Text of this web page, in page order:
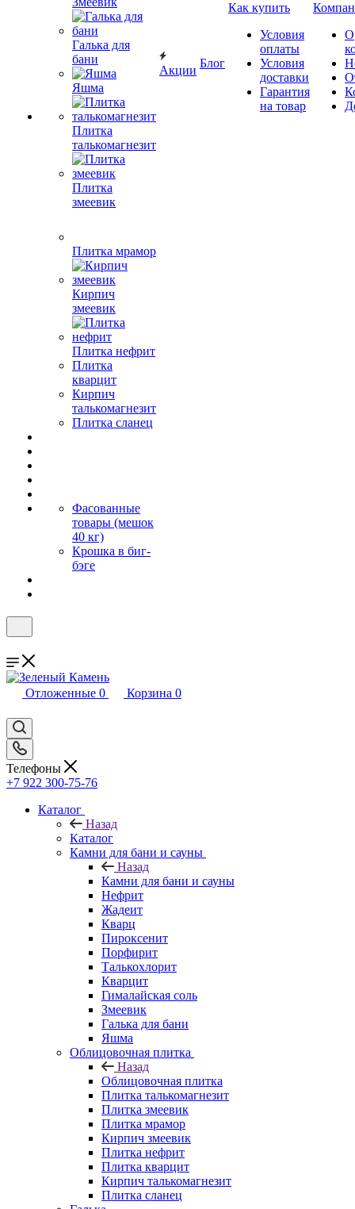
Галька для
бани
Яшма
Плитка
талькомагнезит
Плитка
змеевик
Плитка мрамор
Кирпич
змеевик
Плитка нефрит
Плитка
кварцит
Кирпич
талькомагнезит
Плитка сланец
Фасованные
товары (мешок
40 кг)
Крошка в биг-
бэге
Акции
Блог
Как купить
Условия
оплаты
Условия
доставки
Гарантия
на товар
О
Отложенные 0 Корзина 0
Телефоны
+7 922 300-75-76
Каталог
Назад
Каталог
Камни для бани и сауны
Назад
Камни для бани и сауны
Нефрит
Жадеит
Кварц
Пироксенит
Порфирит
Талькохлорит
Кварцит
Гималайская соль
Змеевик
Галька для бани
Яшма
Облицовочная плитка
Назад
Облицовочная плитка
Плитка талькомагнезит
Плитка змеевик
Плитка мрамор
Кирпич змеевик
Плитка нефрит
Плитка кварцит
Кирпич талькомагнезит
Плитка сланец